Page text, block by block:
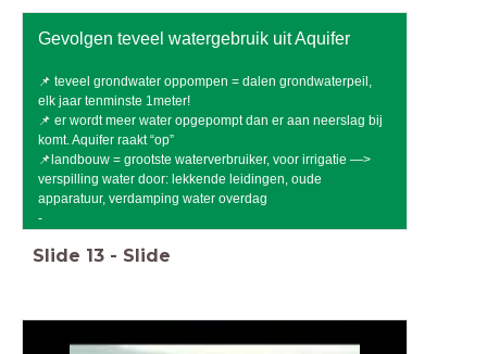
Gevolgen teveel watergebruik uit Aquifer
📌 teveel grondwater oppompen = dalen grondwaterpeil,
elk jaar tenminste 1meter!
📌 er wordt meer water opgepompt dan er aan neerslag bij
komt. Aquifer raakt “op”
📌landbouw = grootste waterverbruiker, voor irrigatie —>
verspilling water door: lekkende leidingen, oude
apparatuur, verdamping water overdag
-
Slide 13 - Slide